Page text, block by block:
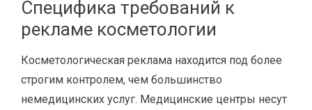
Специфика требований к
рекламе косметологии
Косметологическая реклама находится под более
строгим контролем, чем большинство
немедицинских услуг. Медицинские центры несут